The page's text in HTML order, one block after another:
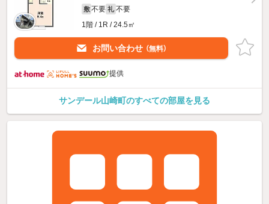
敷 不要 礼 不要
1階 / 1R / 24.5㎡
お問い合わせ （無料）
提供
サンデール山崎町のすべての部屋を見る